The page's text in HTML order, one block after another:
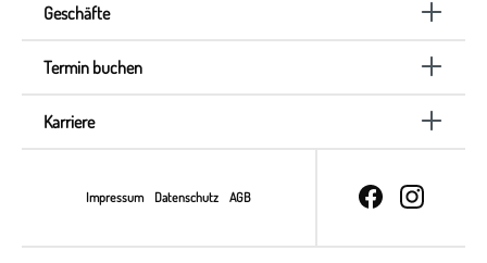
Geschäfte
Termin buchen
Karriere
Impressum Datenschutz AGB